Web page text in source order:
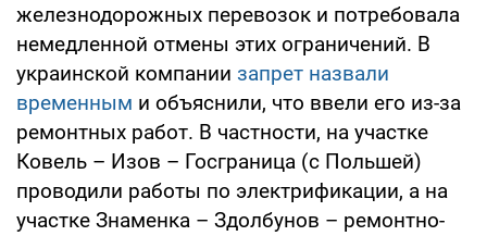
железнодорожных перевозок и потребовала
немедленной отмены этих ограничений. В
украинской компании запрет назвали
временным и объяснили, что ввели его из-за
ремонтных работ. В частности, на участке
Ковель – Изов – Госграница (с Польшей)
проводили работы по электрификации, а на
участке Знаменка – Здолбунов – ремонтно-